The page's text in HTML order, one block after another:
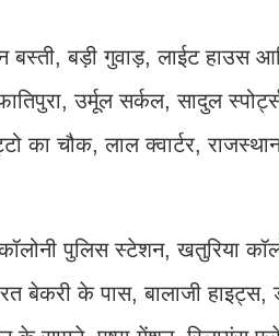
बड़ी गुवाड़, लाईट हाउस
उर्मूल सर्कल, सादुल
का चौक, लाल क्वार्टर,
पुलिस स्टेशन, खतुरिया
बेकरी के पास, बालाजी